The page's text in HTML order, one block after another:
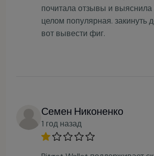
почитала отзывы и выяснила
целом популярная. закинуть
вот вывести фиг.
Семен Никоненко
1 год назад